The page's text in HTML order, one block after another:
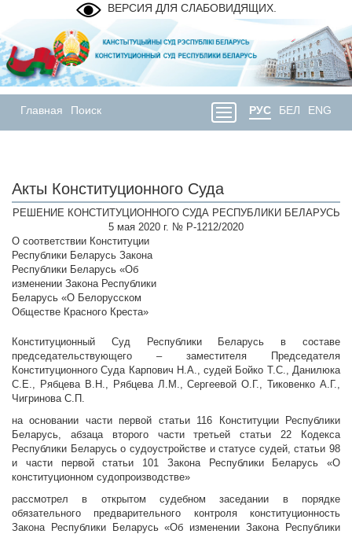
ВЕРСИЯ ДЛЯ СЛАБОВИДЯЩИХ.
Главная Поиск РУС БЕЛ ENG
Акты Конституционного Суда
РЕШЕНИЕ КОНСТИТУЦИОННОГО СУДА РЕСПУБЛИКИ БЕЛАРУСЬ
5 мая 2020 г. № Р-1212/2020
О соответствии Конституции
Республики Беларусь Закона
Республики Беларусь «Об
изменении Закона Республики
Беларусь «О Белорусском
Обществе Красного Креста»
Конституционный Суд Республики Беларусь в составе
председательствующего – заместителя Председателя
Конституционного Суда Карпович Н.А., судей Бойко Т.С., Данилюка
С.Е., Рябцева В.Н., Рябцева Л.М., Сергеевой О.Г., Тиковенко А.Г.,
Чигринова С.П.
на основании части первой статьи 116 Конституции Республики
Беларусь, абзаца второго части третьей статьи 22 Кодекса
Республики Беларусь о судоустройстве и статусе судей, статьи 98
и части первой статьи 101 Закона Республики Беларусь «О
конституционном судопроизводстве»
рассмотрел в открытом судебном заседании в порядке
обязательного предварительного контроля конституционность
Закона Республики Беларусь «Об изменении Закона Республики